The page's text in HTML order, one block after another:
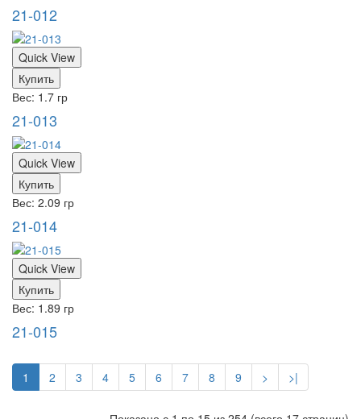
21-012
Quick View
Купить
Вес: 1.7 гр
21-013
Quick View
Купить
Вес: 2.09 гр
21-014
Quick View
Купить
Вес: 1.89 гр
21-015
1 2 3 4 5 6 7 8 9 > >|